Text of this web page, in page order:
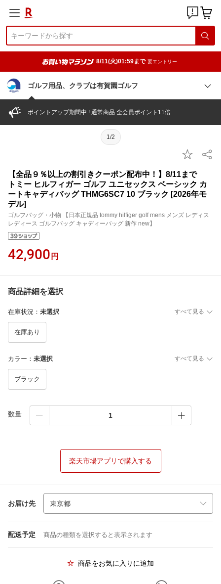
8/11(火)01:59まで 要エントリー
ゴルフ用品、クラブは有賀園ゴルフ
ポイントアップ期間中 ! 通常商品 全会員ポイント11倍
1/2
【全品９％以上の割引きクーポン配布中！】8/11まで
トミー ヒルフィガー ゴルフ ユニセックス ベーシック カ
ートキャディバッグ THMG6SC7 10 ブラック [2026年モ
デル]
ゴルフバッグ・小物 【日本正規品 tommy hilfiger golf mens メンズ レディス
レディース ゴルフバッグ キャディーバッグ 新作 new】
42,900 円
商品詳細を選択
在庫状況 ： 未選択 すべて見る
在庫あり
カラー ： 未選択 すべて見る
ブラック
数量
楽天市場アプリで購入する
お届け先
配送予定 商品の種類を選択すると表示されます
商品をお気に入りに追加